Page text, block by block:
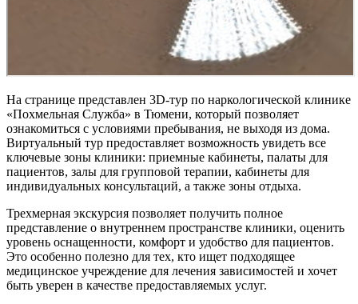
На странице представлен 3D-тур по наркологической клинике
«Похмельная Служба» в Тюмени, который позволяет
ознакомиться с условиями пребывания, не выходя из дома.
Виртуальный тур предоставляет возможность увидеть все
ключевые зоны клиники: приемные кабинеты, палаты для
пациентов, залы для групповой терапии, кабинеты для
индивидуальных консультаций, а также зоны отдыха.
Трехмерная экскурсия позволяет получить полное
представление о внутреннем пространстве клиники, оценить
уровень оснащенности, комфорт и удобство для пациентов.
Это особенно полезно для тех, кто ищет подходящее
медицинское учреждение для лечения зависимостей и хочет
быть уверен в качестве предоставляемых услуг.